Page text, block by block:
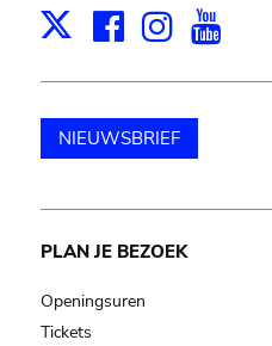
X Facebook
NIEUWSBRIEF
Main
navigation
PLAN JE BEZOEK
Openingsuren
Tickets